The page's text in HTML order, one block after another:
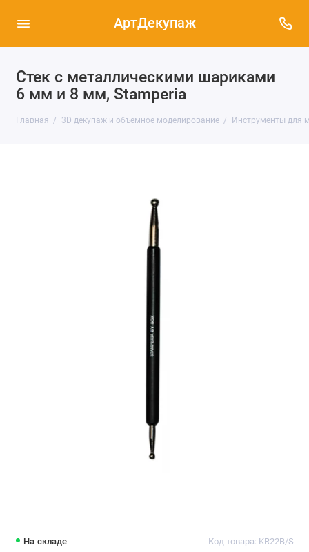
АртДекупаж
Стек с металлическими шариками
6 мм и 8 мм, Stamperia
Главная 3D декупаж и объемное моделирование Инструменты для
На складе Код товара: KR22B/S